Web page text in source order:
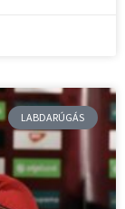
LABDARÚGÁS